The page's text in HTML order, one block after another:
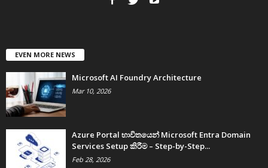
EVEN MORE NEWS
Microsoft AI Foundry Architecture
Mar 10, 2026
Azure Portal භාවිතයෙන් Microsoft Entra Domain
Services Setup කිරීම – Step-by-Step...
Feb 28, 2026